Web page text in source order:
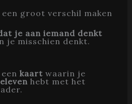
groot verschil maken
je aan iemand denkt
je misschien denkt.
kaartwaarin je
hebt met het